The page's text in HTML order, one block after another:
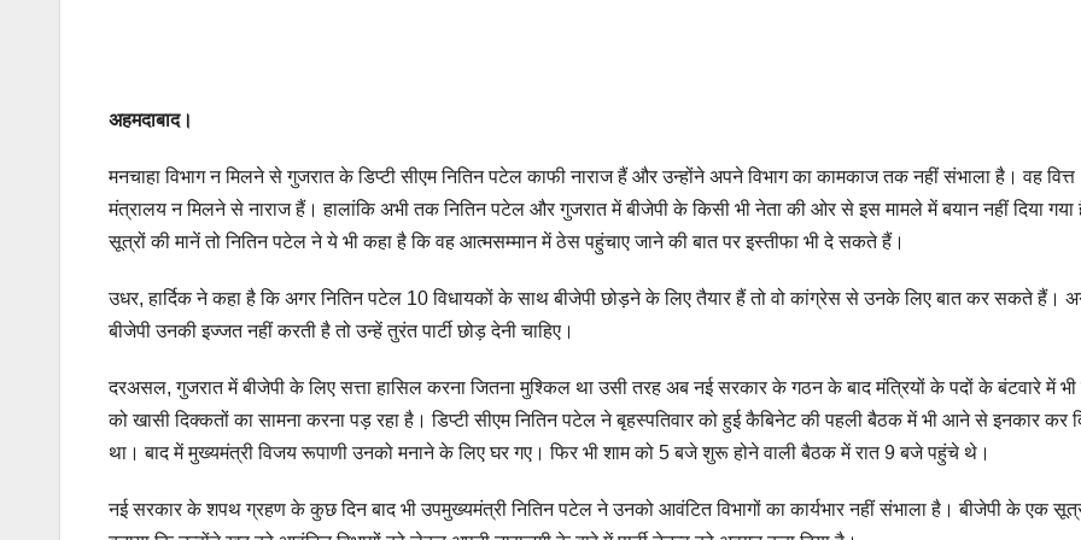
अहमदाबाद।
मनचाहा विभाग न मिलने से गुजरात के डिप्टी सीएम नितिन पटेल काफी नाराज हैं और उन्होंने अपने विभाग का कामकाज तक नहीं संभाला है। वह वित्त
मंत्रालय न मिलने से नाराज हैं। हालांकि अभी तक नितिन पटेल और गुजरात में बीजेपी के किसी भी नेता की ओर से इस मामले में बयान नहीं दिया गया
सूत्रों की मानें तो नितिन पटेल ने ये भी कहा है कि वह आत्मसम्मान में ठेस पहुंचाए जाने की बात पर इस्तीफा भी दे सकते हैं।
उधर, हार्दिक ने कहा है कि अगर नितिन पटेल 10 विधायकों के साथ बीजेपी छोड़ने के लिए तैयार हैं तो वो कांग्रेस से उनके लिए बात कर सकते हैं।
बीजेपी उनकी इज्जत नहीं करती है तो उन्हें तुरंत पार्टी छोड़ देनी चाहिए।
दरअसल, गुजरात में बीजेपी के लिए सत्ता हासिल करना जितना मुश्किल था उसी तरह अब नई सरकार के गठन के बाद मंत्रियों के पदों के बंटवारे में भी
को खासी दिक्कतों का सामना करना पड़ रहा है। डिप्टी सीएम नितिन पटेल ने बृहस्‍पतिवार को हुई कैबिनेट की पहली बैठक में भी आने से इनकार कर
था। बाद में मुख्यमंत्री विजय रूपाणी उनको मनाने के लिए घर गए। फिर भी शाम को 5 बजे शुरू होने वाली बैठक में रात 9 बजे पहुंचे थे।
नई सरकार के शपथ ग्रहण के कुछ दिन बाद भी उपमुख्यमंत्री नितिन पटेल ने उनको आवंटित विभागों का कार्यभार नहीं संभाला है। बीजेपी के एक